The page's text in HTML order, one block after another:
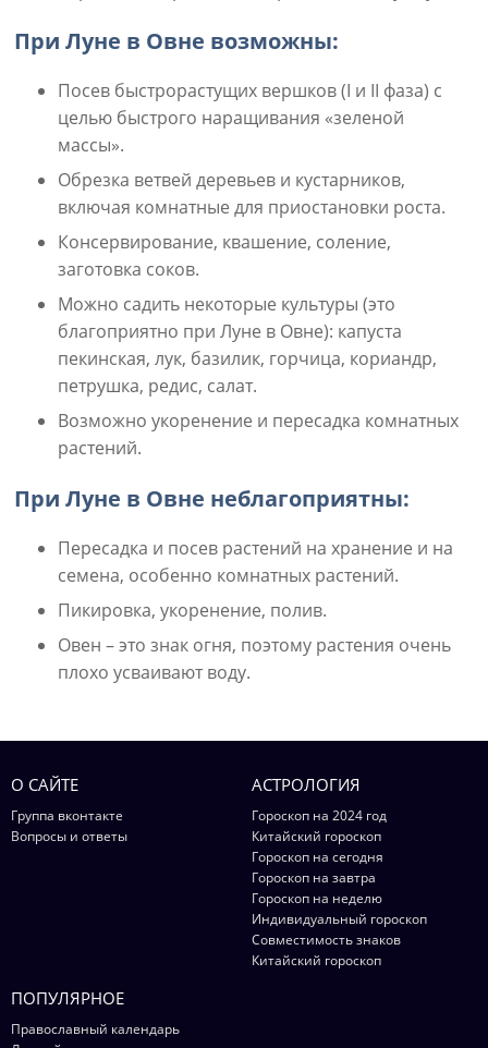
При Луне в Овне возможны:
Посев быстрорастущих вершков (I и II фаза) с
целью быстрого наращивания «зеленой
массы».
Обрезка ветвей деревьев и кустарников,
включая комнатные для приостановки роста.
Консервирование, квашение, соление,
заготовка соков.
Можно садить некоторые культуры (это
благоприятно при Луне в Овне): капуста
пекинская, лук, базилик, горчица, кориандр,
петрушка, редис, салат.
Возможно укоренение и пересадка комнатных
растений.
При Луне в Овне неблагоприятны:
Пересадка и посев растений на хранение и на
семена, особенно комнатных растений.
Пикировка, укоренение, полив.
Овен – это знак огня, поэтому растения очень
плохо усваивают воду.
О САЙТЕ
Группа вконтакте
Вопросы и ответы
АСТРОЛОГИЯ
Гороскоп на 2024 год
Китайский гороскоп
Гороскоп на сегодня
Гороскоп на завтра
Гороскоп на неделю
Индивидуальный гороскоп
Совместимость знаков
Китайский гороскоп
ПОПУЛЯРНОЕ
Православный календарь